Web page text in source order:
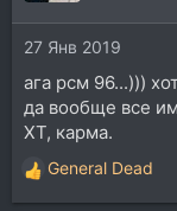
27 Янв 2019
ага рсм 96...)))
да вообще все
XT, карма.
Р
е
General Dead